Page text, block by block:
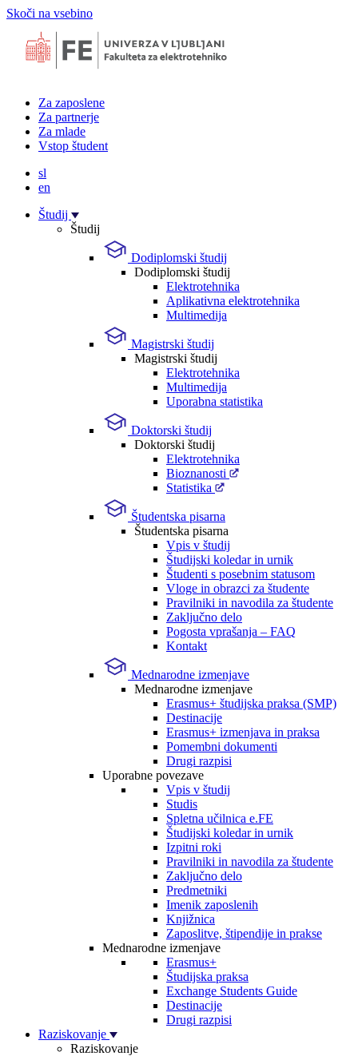
Skoči na vsebino
Za zaposlene
Za partnerje
Za mlade
Vstop študent
sl
en
Študij
Študij
Dodiplomski študij
Dodiplomski študij
Elektrotehnika
Aplikativna elektrotehnika
Multimedija
Magistrski študij
Magistrski študij
Elektrotehnika
Multimedija
Uporabna statistika
Doktorski študij
Doktorski študij
Elektrotehnika
Bioznanosti
Statistika
Študentska pisarna
Študentska pisarna
Vpis v študij
Študijski koledar in urnik
Študenti s posebnim statusom
Vloge in obrazci za študente
Pravilniki in navodila za študente
Zaključno delo
Pogosta vprašanja – FAQ
Kontakt
Mednarodne izmenjave
Mednarodne izmenjave
Erasmus+ študijska praksa (SMP)
Destinacije
Erasmus+ izmenjava in praksa
Pomembni dokumenti
Drugi razpisi
Uporabne povezave
Vpis v študij
Studis
Spletna učilnica e.FE
Študijski koledar in urnik
Izpitni roki
Pravilniki in navodila za študente
Zaključno delo
Predmetniki
Imenik zaposlenih
Knjižnica
Zaposlitve, štipendije in prakse
Mednarodne izmenjave
Erasmus+
Študijska praksa
Exchange Students Guide
Destinacije
Drugi razpisi
Raziskovanje
Raziskovanje